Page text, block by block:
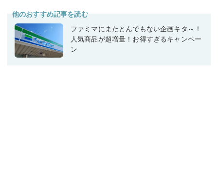
他のおすすめ記事を読む
ファミマにまたとんでもない企画キタ～！
人気商品が超増量！お得すぎるキャンペー
ン